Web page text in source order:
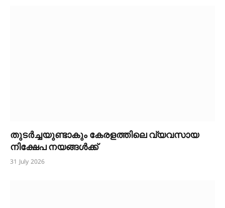
തുടർച്ചയുണ്ടാകും കേരളത്തിലെ വ്യവസായ
നിക്ഷേപ നയങ്ങൾക്ക്
31 July 2026